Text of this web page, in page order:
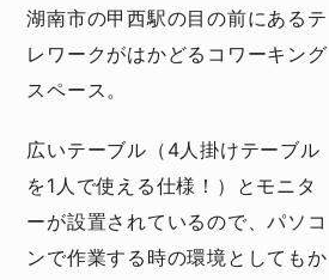
湖南市の甲西駅の目の前にあるテ
レワークがはかどるコワーキング
スペース。
広いテーブル（4人掛けテーブル
を1人で使える仕様！）とモニタ
ーが設置されているので、パソコ
ンで作業する時の環境としてもか